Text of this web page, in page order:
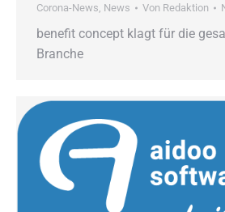
Corona-News News Von Redaktion
benefit concept klagt für die
Branche